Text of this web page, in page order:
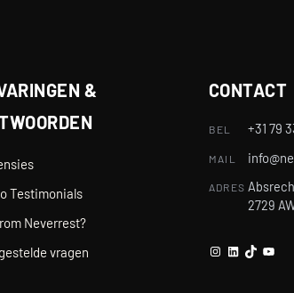
&
Testimonials
Neverrest?
vragen
CONTACT
BEL +31 79
MAIL
ADRES
2729
Instagram
LinkedIn
TikTok